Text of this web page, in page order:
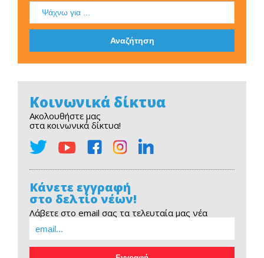
Κοινωνικά δίκτυα
Ακολουθήστε μας
στα κοινωνικά δίκτυα!
Κάνετε εγγραφή
στο δελτίο νέων!
Λάβετε στο email σας τα τελευταία μας νέα